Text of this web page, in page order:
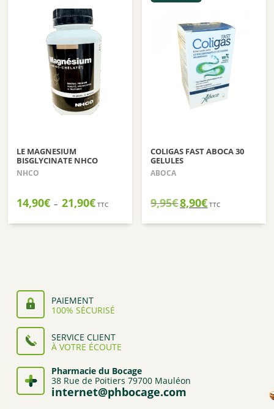
LE MAGNESIUM
BISGLYCINATE NHCO
NHCO
14,90€ – 21,90€Plage
prix :
TTC
COLIGAS FAST ABOCA 30
GELULES
ABOCA
9,95€Le
initial
8,90€Le
actuel
TTC
PAIEMENT
100% SÉCURISÉ
SERVICE CLIENT
À VOTRE ÉCOUTE
Pharmacie du Bocage
38 Rue de Poitiers 79700 Mauléon
internet@phbocage.com